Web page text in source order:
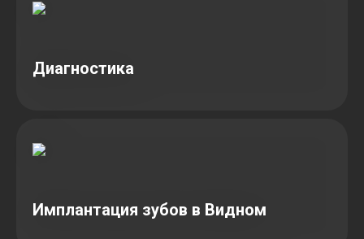
Диагностика
Имплантация зубов в Видном